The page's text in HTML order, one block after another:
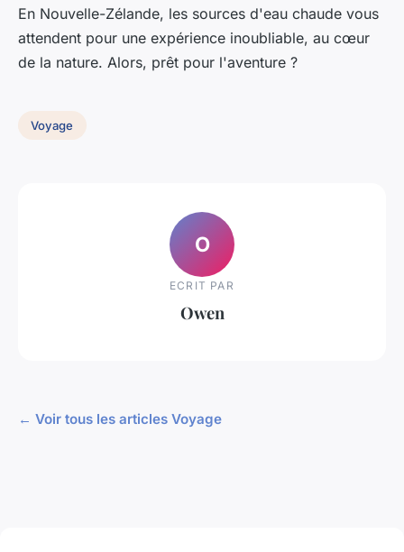
En Nouvelle-Zélande, les sources d'eau chaude vous
attendent pour une expérience inoubliable, au cœur
de la nature. Alors, prêt pour l'aventure ?
Voyage
O
ECRIT PAR
Owen
← Voir tous les articles Voyage